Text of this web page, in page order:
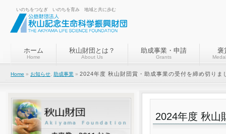
いのちをつなぎ いのちを育み 地域と共に歩む
ホーム
Home
秋山財団とは？
About Us
助成事業・申請
Grants
褒
Home » お知らせ 助成事業 » 2024年度 秋山財団賞・助成事業の受付を締め切りま
2024年度 秋山